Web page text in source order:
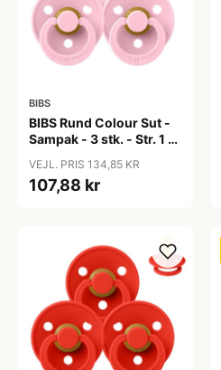
BIBS
BIBS Rund Colour Sut -
Sampak - 3 stk. - Str. 1 -
VEJL. PRIS 134,85 KR
107,88 kr